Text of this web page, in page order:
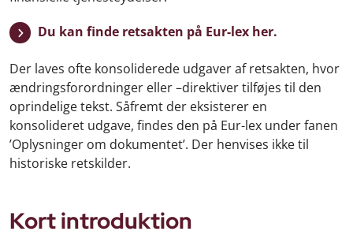
Du kan finde retsakten på Eur-lex her.
Der laves ofte konsoliderede udgaver af retsakten, hvor
ændringsforordninger eller –direktiver tilføjes til den
oprindelige tekst. Såfremt der eksisterer en
konsolideret udgave, findes den på Eur-lex under fanen
’Oplysninger om dokumentet’. Der henvises ikke til
historiske retskilder.
Kort introduktion